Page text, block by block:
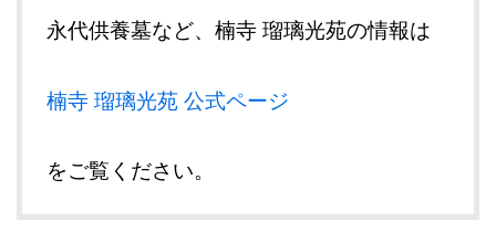
永代供養墓など、楠寺 瑠璃光苑の情報は
楠寺 瑠璃光苑 公式ページ
をご覧ください。